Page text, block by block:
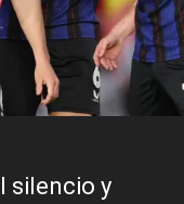
silencio y